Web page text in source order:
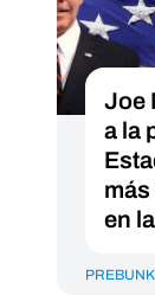
Joe
a la
en